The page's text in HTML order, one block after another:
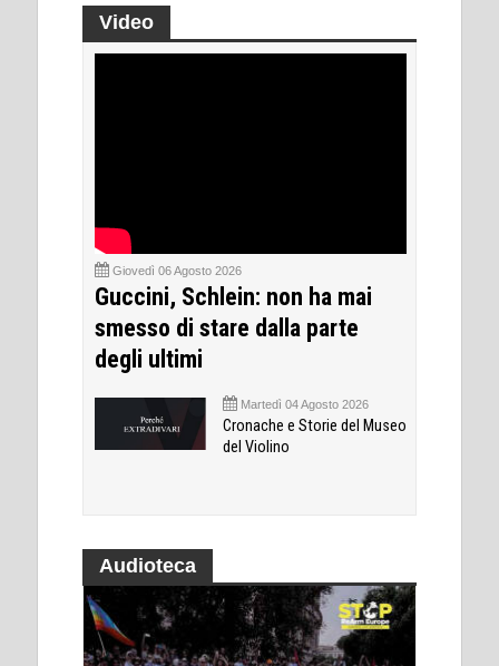
Video
Giovedì 06 Agosto 2026
Guccini, Schlein: non ha mai
smesso di stare dalla parte
degli ultimi
Martedì 04 Agosto 2026
Cronache e Storie del Museo
del Violino
Audioteca